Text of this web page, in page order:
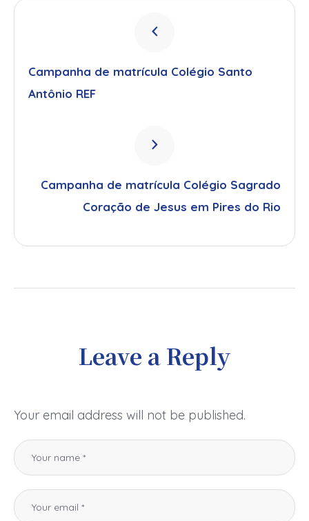
Campanha de matrícula Colégio Santo
Antônio REF
Campanha de matrícula Colégio Sagrado
Coração de Jesus em Pires do Rio
Leave a Reply
Your email address will not be published.